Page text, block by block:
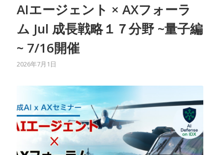
AIエージェント × AXフォーラ
ム Jul 成長戦略１７分野 ~量子編
~ 7/16開催
2026年7月1日